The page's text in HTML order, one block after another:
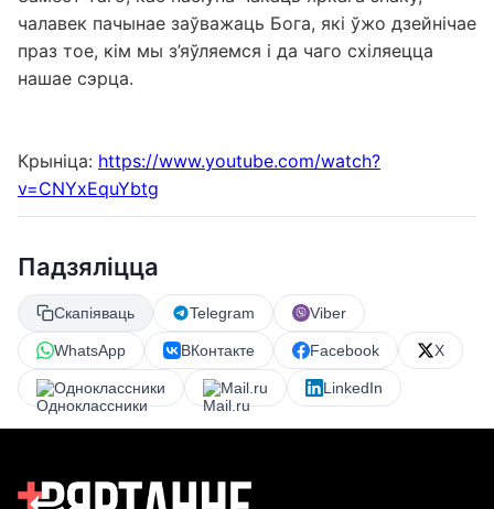
Замест таго, каб пасіўна чакаць яркага знаку,
чалавек пачынае заўважаць Бога, які ўжо дзейнічае
праз тое, кім мы з’яўляемся і да чаго схіляецца
Крыніца:https://www.youtube.com/watch?
Падзяліцца
Скапіяваць Telegram Viber
WhatsApp ВКонтакте Facebook X
Одноклассники Mail.ru LinkedIn